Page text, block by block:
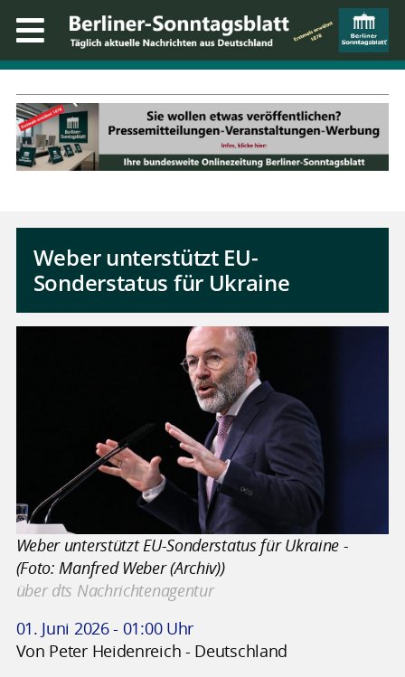
Weber unterstützt EU-
Sonderstatus für Ukraine
Weber unterstützt EU-Sonderstatus für Ukraine -
(Foto: Manfred Weber (Archiv))
über dts Nachrichtenagentur
01. Juni 2026 - 01:00 Uhr
Von Peter Heidenreich - Deutschland